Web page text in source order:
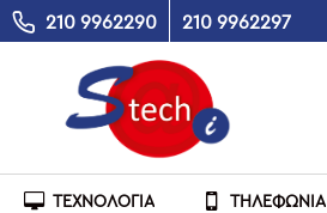
210 9962290 210 9962297
ΤΕΧΝΟΛΟΓΙΑ ΤΗΛΕΦΩΝΙΑ